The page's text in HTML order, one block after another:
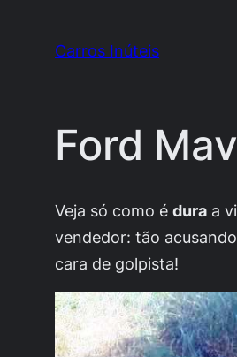
Carros Inúteis
Ford
Veja só como édura a
vendedor: tão
cara de golpista!